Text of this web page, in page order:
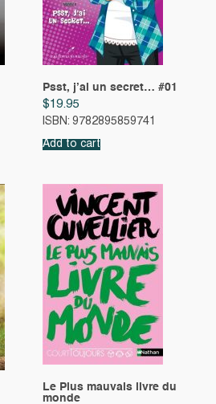
Psst, j’ai un secret… #01
$19.95
ISBN: 9782895859741
Add to cart
Le Plus mauvais livre du
monde